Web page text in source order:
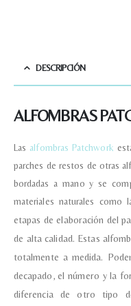
DESCRIPCIÓN
ALFOMBRAS
Las alfombras Patchwork
parches de restos de otras
bordadas a mano y se
materiales naturales
etapas de elaboración del
de alta calidad. Estas
totalmente a medida.
decapado, el número y la
diferencia de otro tipo